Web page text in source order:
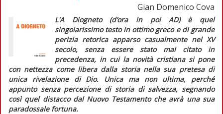
Gian Domenico Cova
L'A Diogneto (d’ora in poi AD) è quel
singolarissimo testo in ottimo greco e di grande
perizia retorica apparso casualmente nel XV
secolo, senza essere stato mai citato in
precedenza, in cui la novità cristiana si pone
con nettezza comelibera dalla storia nella sua pretesa di
unica rivelazione di Dio. Unica ma non ultima, perché
appunto senza percezione di storia di salvezza, segnando
così quel distacco dal Nuovo Testamento che avrà una sua
paradossale fortuna.